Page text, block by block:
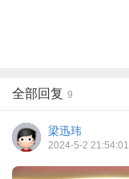
全部回复 9
梁迅玮
2024-5-2 21:54:01